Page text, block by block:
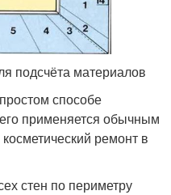
подсчёта материалов
способе
применяется обычным
ремонт в
стен по периметру